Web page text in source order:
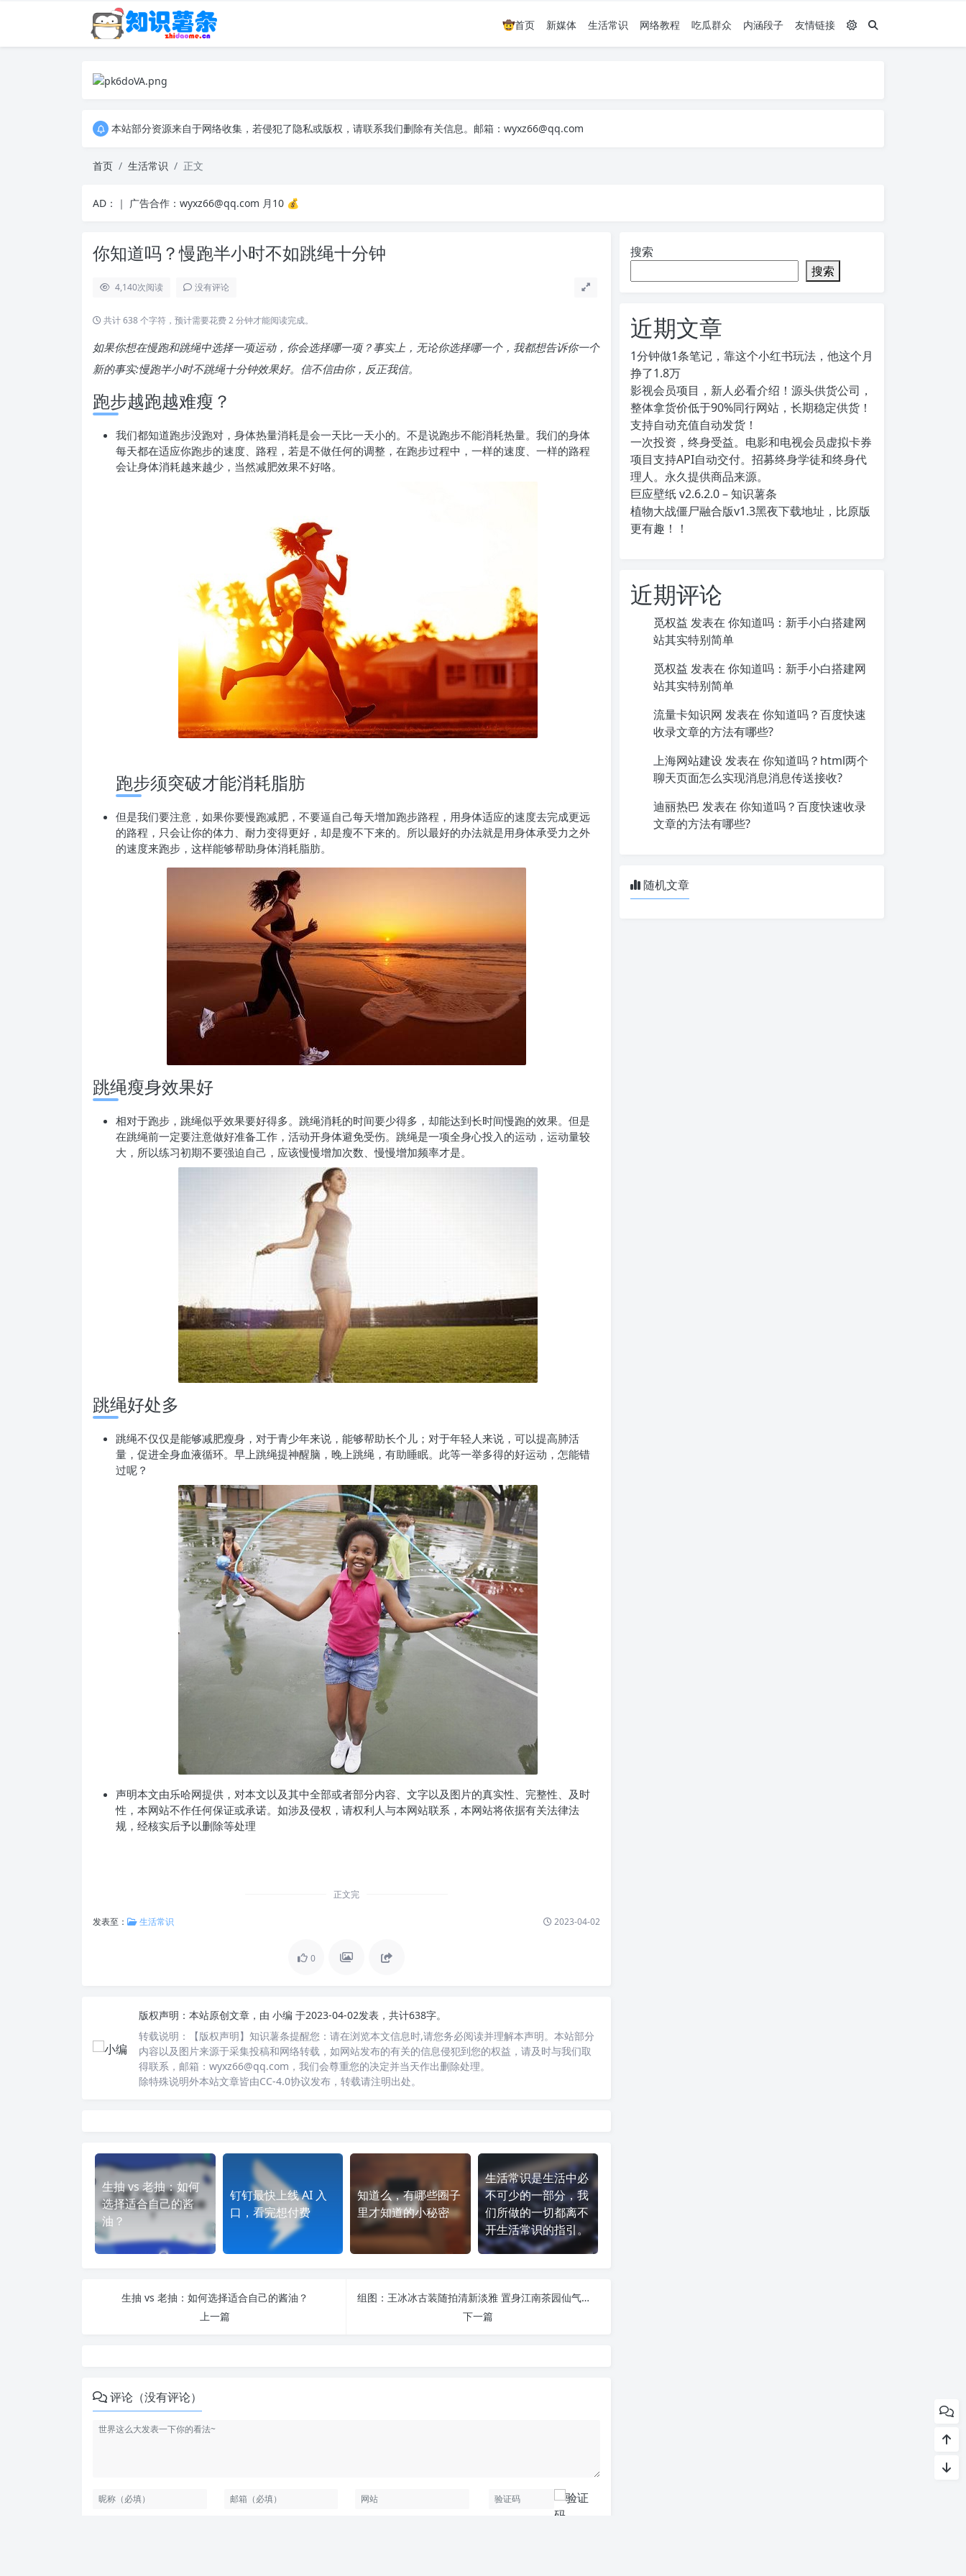
🤠首页 新媒体 生活常识 网络教程 吃瓜群众 内涵段子 友情链接
本站部分资源来自于网络收集，若侵犯了隐私或版权，请联系我们删除有关信息。邮箱：wyxz66@qq.com
首页 生活常识 正文
AD：｜ 广告合作：wyxz66@qq.com 月10 💰
你知道吗？慢跑半小时不如跳绳十分钟
4,140次阅读 没有评论
共计 638 个字符，预计需要花费 2 分钟才能阅读完成。
如果你想在慢跑和跳绳中选择一项运动，你会选择哪一项？事实上，无论你选择哪一个，我都想告诉你一个
新的事实:慢跑半小时不跳绳十分钟效果好。信不信由你，反正我信。
跑步越跑越难瘦？
我们都知道跑步没跑对，身体热量消耗是会一天比一天小的。不是说跑步不能消耗热量。我们的身体
每天都在适应你跑步的速度、路程，若是不做任何的调整，在跑步过程中 ，一样的速度、一样的路程
会让身体消耗越来越少，当然减肥效果不好咯。
跑步须突破才能消耗脂肪
但是我们要注意， 如果你要慢跑减肥， 不要逼自己每天增加跑步路程，用身体适应的速度去完成更远
的路程，只会让你的体力、耐力变得更好，却是瘦不下来的。所以最好的办法就是用身体承受力之外
的速度来跑步，这样能够帮助身体消耗脂肪。
跳绳瘦身效果好
相对于跑步，跳绳似乎效果要好得多。跳绳消耗的时间要少得多，却能达到长时间慢跑的效果。但是
在跳绳前一定要注意做好准备工作，活动开身体避免受伤。跳绳是一项全身心投入的运动，运动量较
大，所以练习初期不要强迫自己，应该慢慢增加次数、慢慢增加频率才是。
跳绳好处多
跳绳不仅仅是能够减肥瘦身，对于青少年来说，能够帮助长个儿；对于年轻人来说，可以提高肺活
量，促进全身血液循环。 早上跳绳提神醒脑，晚上跳绳，有助睡眠。此等一举多得的好运动，怎能错
过呢？
声明本文由乐哈网提供，对本文以及其中全部或者部分内容、文字以及图片的真实性、完整性、及时
性，本网站不作任何保证或承诺。如涉及侵权，请权利人与本网站联系，本网站将依据有关法律法
规，经核实后予以删除等处理
正文完
发表至： 生活常识 2023-04-02
0
版权声明： 本站原创文章，由 小编 于2023-04-02发表，共计638字。
转载说明：
【版权声明】知识薯条提醒您：请在浏览本文信息时,请您务必阅读并理解本声明。本站部分
内容以及图片来源于采集投稿和网络转载，如网站发布的有关的信息侵犯到您的权益，请及时与我们取
得联系，邮箱：wyxz66@qq.com，我们会尊重您的决定并当天作出删除处理。
除特殊说明外本站文章皆由CC-4.0协议发布，转载请注明出处。
生抽 vs 老抽：如何
选择适合自己的酱
油？
钉钉最快上线 AI 入
口，看完想付费
知道么，有哪些圈子
里才知道的小秘密
生活常识是生活中必
不可少的一部分，我
们所做的一切都离不
开生活常识的指引。
生抽 vs 老抽：如何选择适合自己的酱油？
上一篇
组图：王冰冰古装随拍清新淡雅 置身江南茶园仙气飘飘
下一篇
评论（没有评论）
搜索
搜索
近期文章
1分钟做1条笔记，靠这个小红书玩法，他这个月
挣了1.8万
影视会员项目，新人必看介绍！源头供货公司，
整体拿货价低于90%同行网站，长期稳定供货！
支持自动充值自动发货！
一次投资，终身受益。电影和电视会员虚拟卡券
项目支持API自动交付。招募终身学徒和终身代
理人。永久提供商品来源。
巨应壁纸 v2.6.2.0 – 知识薯条
植物大战僵尸融合版v1.3黑夜下载地址，比原版
更有趣！！
近期评论
觅权益 发表在 你知道吗：新手小白搭建网
站其实特别简单
觅权益 发表在 你知道吗：新手小白搭建网
站其实特别简单
流量卡知识网 发表在 你知道吗？百度快速
收录文章的方法有哪些?
上海网站建设 发表在 你知道吗？html两个
聊天页面怎么实现消息消息传送接收?
迪丽热巴 发表在 你知道吗？百度快速收录
文章的方法有哪些?
随机文章